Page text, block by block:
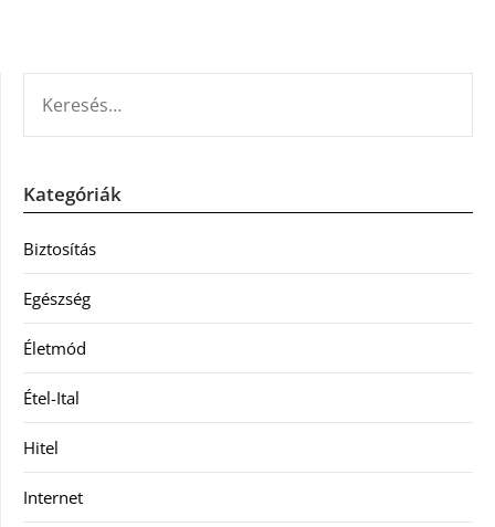
Kategóriák
Biztosítás
Egészség
Életmód
Étel-Ital
Hitel
Internet